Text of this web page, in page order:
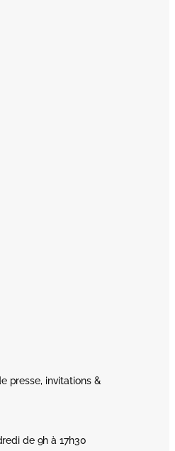
presse, invitations &
de 9h à 17h30